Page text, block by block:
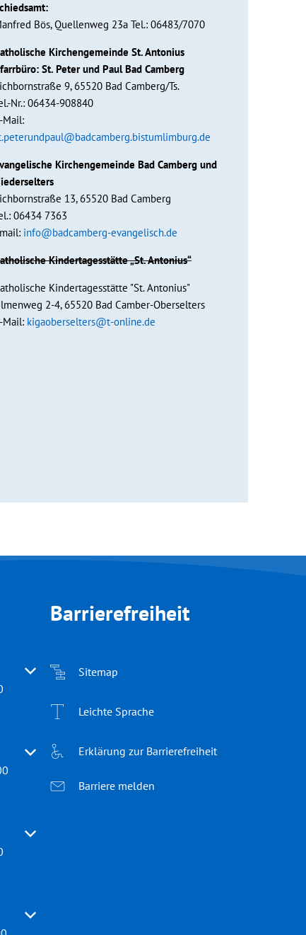
Bös, Quellenweg 23a Tel.: 06483/7070
Kirchengemeinde St. Antonius
St. Peter und Paul Bad Camberg
9, 65520 Bad Camberg/Ts.
Nr.: 06434-908840
Mail:
Kirchengemeinde Bad Camberg und
13, 65520 Bad Camberg
06434 7363
info@badcamberg-evangelisch.de
Kindertagesstätte „St. Antonius“
Kindertagesstätte "St. Antonius"
2-4, 65520 Bad Camber-Oberselters
Mail: kigaoberselters@t-online.de
Schließzeiten auszublenden
Schließzeiten auszublenden
Schließzeiten auszublenden
Schließzeiten auszublenden
Barrierefreiheit
Sitemap
Leichte Sprache
Erklärung zur Barrierefreiheit
Barriere melden